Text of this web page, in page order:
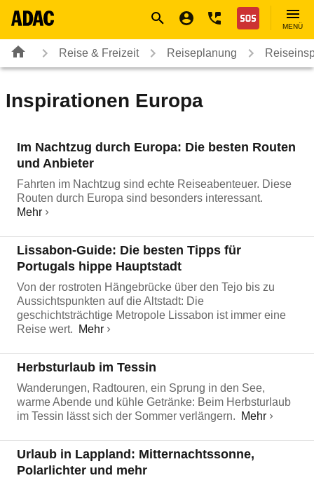
Nothilfe
MENÜ
Reise & Freizeit Reiseplanung
Inspirationen Europa
Im Nachtzug durch Europa: Die besten Routen
und Anbieter
Fahrten im Nachtzug sind echte Reiseabenteuer. Diese
Routen durch Europa sind besonders interessant.
Mehr
Lissabon-Guide: Die besten Tipps für
Portugals hippe Hauptstadt
Von der rostroten Hängebrücke über den Tejo bis zu
Aussichtspunkten auf die Altstadt: Die
geschichtsträchtige Metropole Lissabon ist immer eine
Reise wert.
Mehr
Herbsturlaub im Tessin
Wanderungen, Radtouren, ein Sprung in den See,
warme Abende und kühle Getränke: Beim Herbsturlaub
im Tessin lässt sich der Sommer verlängern.
Mehr
Urlaub in Lappland: Mitternachtssonne,
Polarlichter und mehr